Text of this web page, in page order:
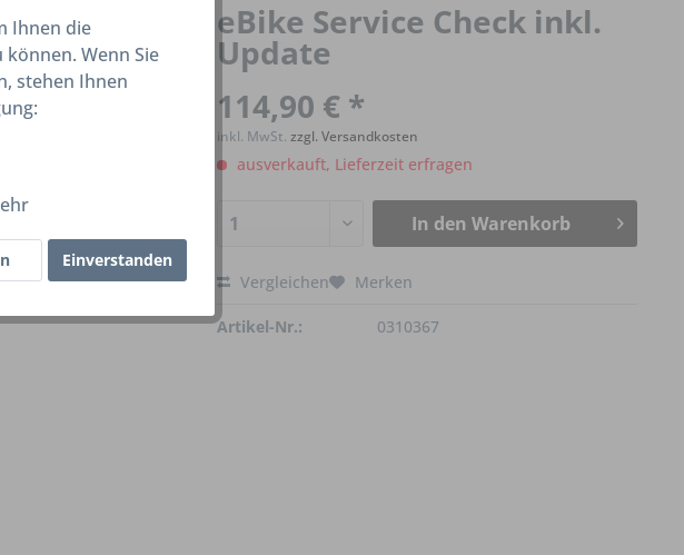
eBike Service Check inkl.
Update
114,90 € *
inkl. MwSt. zzgl. Versandkosten
ausverkauft, Lieferzeit erfragen
In den Warenkorb
Vergleichen Merken
Artikel-Nr.: 0310367
Ihnen die
Wenn Sie
stehen Ihnen
Einverstanden